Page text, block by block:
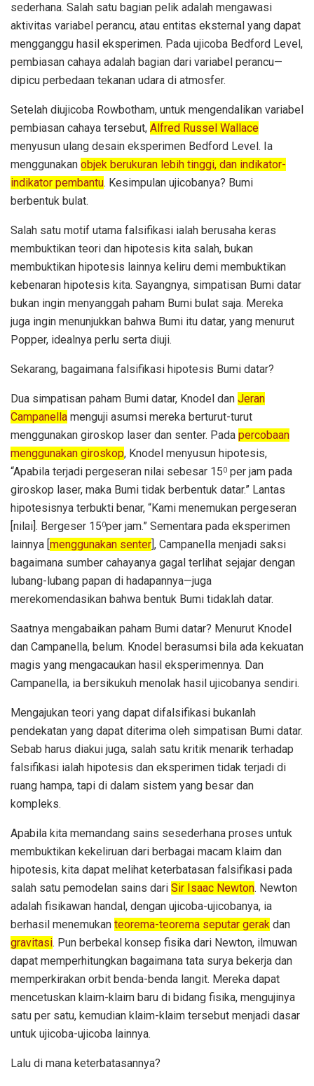
sederhana. Salah satu bagian pelik adalah mengawasi
aktivitas variabel perancu, atau entitas eksternal yang dapat
mengganggu hasil eksperimen. Pada ujicoba Bedford Level,
pembiasan cahaya adalah bagian dari variabel perancu—
dipicu perbedaan tekanan udara di atmosfer.
Setelah diujicoba Rowbotham, untuk mengendalikan variabel
pembiasan cahaya tersebut, Alfred Russel Wallace
menyusun ulang desain eksperimen Bedford Level. Ia
menggunakan objek berukuran lebih tinggi, dan indikator-
indikator pembantu. Kesimpulan ujicobanya? Bumi
berbentuk bulat.
Salah satu motif utama falsifikasi ialah berusaha keras
membuktikan teori dan hipotesis kita salah, bukan
membuktikan hipotesis lainnya keliru demi membuktikan
kebenaran hipotesis kita. Sayangnya, simpatisan Bumi datar
bukan ingin menyanggah paham Bumi bulat saja. Mereka
juga ingin menunjukkan bahwa Bumi itu datar, yang menurut
Popper, idealnya perlu serta diuji.
Sekarang, bagaimana falsifikasi hipotesis Bumi datar?
Dua simpatisan paham Bumi datar, Knodel dan Jeran
Campanella menguji asumsi mereka berturut-turut
menggunakan giroskop laser dan senter. Pada percobaan
menggunakan giroskop, Knodel menyusun hipotesis,
“Apabila terjadi pergeseran nilai sebesar 150 per jam pada
giroskop laser, maka Bumi tidak berbentuk datar.” Lantas
hipotesisnya terbukti benar, “Kami menemukan pergeseran
[nilai]. Bergeser 150per jam.” Sementara pada eksperimen
lainnya [ menggunakan senter ], Campanella menjadi saksi
bagaimana sumber cahayanya gagal terlihat sejajar dengan
lubang-lubang papan di hadapannya—juga
merekomendasikan bahwa bentuk Bumi tidaklah datar.
Saatnya mengabaikan paham Bumi datar? Menurut Knodel
dan Campanella, belum. Knodel berasumsi bila ada kekuatan
magis yang mengacaukan hasil eksperimennya. Dan
Campanella, ia bersikukuh menolak hasil ujicobanya sendiri.
Mengajukan teori yang dapat difalsifikasi bukanlah
pendekatan yang dapat diterima oleh simpatisan Bumi datar.
Sebab harus diakui juga, salah satu kritik menarik terhadap
falsifikasi ialah hipotesis dan eksperimen tidak terjadi di
ruang hampa, tapi di dalam sistem yang besar dan
kompleks.
Apabila kita memandang sains sesederhana proses untuk
membuktikan kekeliruan dari berbagai macam klaim dan
hipotesis, kita dapat melihat keterbatasan falsifikasi pada
salah satu pemodelan sains dari Sir Isaac Newton. Newton
adalah fisikawan handal, dengan ujicoba-ujicobanya, ia
berhasil menemukan teorema-teorema seputar gerak dan
gravitasi. Pun berbekal konsep fisika dari Newton, ilmuwan
dapat memperhitungkan bagaimana tata surya bekerja dan
memperkirakan orbit benda-benda langit. Mereka dapat
mencetuskan klaim-klaim baru di bidang fisika, mengujinya
satu per satu, kemudian klaim-klaim tersebut menjadi dasar
untuk ujicoba-ujicoba lainnya.
Lalu di mana keterbatasannya?